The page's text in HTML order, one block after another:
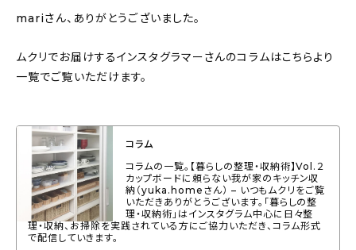
mariさん、ありがとうございました。
ムクリでお届けするインスタグラマーさんのコラムはこちらより
一覧でご覧いただけます。
コラム
コラムの一覧。【暮らしの整理・収納術】Vol.２
カップボードに頼らない我が家のキッチン収
納（yuka.homeさん） – いつもムクリをご覧
いただきありがとうございます。「暮らしの整
理・収納術」はインスタグラム中心に日々整
理・収納、お掃除を実践されている方にご協力いただき、コラム形式
で配信していきます。